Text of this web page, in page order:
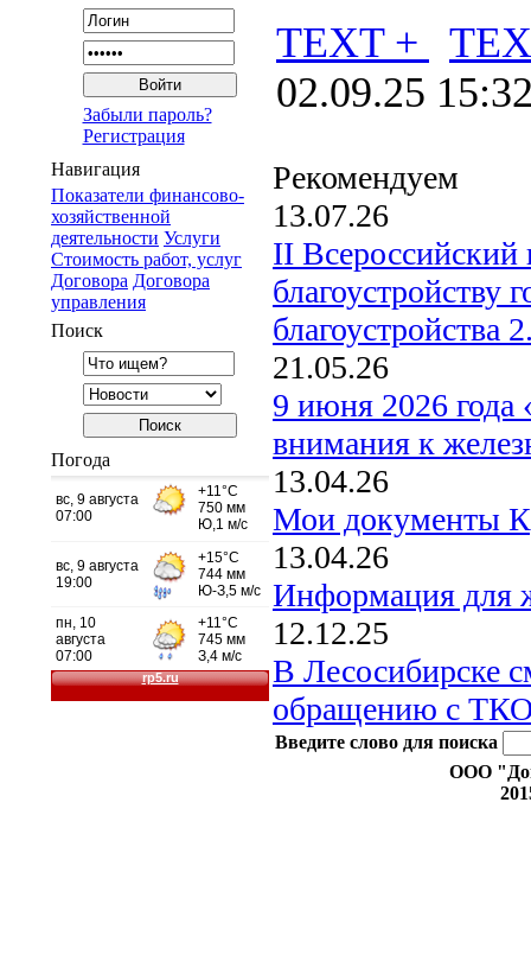
Забыли пароль?
Регистрация
Навигация
Показатели финансово-
хозяйственной
деятельности Услуги
Стоимость работ, услуг
Договора Договора
управления
Поиск
Погода
TEXT +
02.09.25
Рекомендуем
13.07.26
II Всероссийский
благоустройству
благоустройства
21.05.26
9 июня 2026 года
внимания к
13.04.26
Мои документы
13.04.26
Информация для
12.12.25
В Лесосибирске
обращению с
Введите слово для поиска
ООО